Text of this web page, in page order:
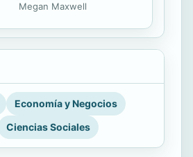
Megan Maxwell
Economía y Negocios
Ciencias Sociales